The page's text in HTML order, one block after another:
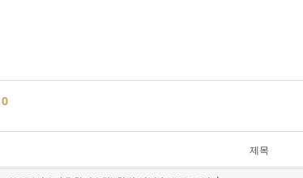
0
제목